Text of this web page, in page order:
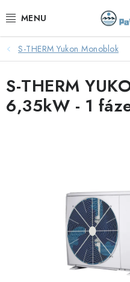
na
KLIMATIZACE V AKCI
KLIMATIZACE
TEPELNÁ ČERPADLA
OBCHODNÍ PODMÍNKY
Obchodní podmínky
S-THERM Yukon Monoblok
S-THERM
6,35kW - 1